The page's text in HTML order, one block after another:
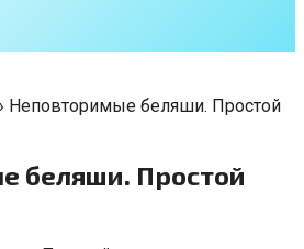
Неповторимые беляши. Простой
беляши. Простой